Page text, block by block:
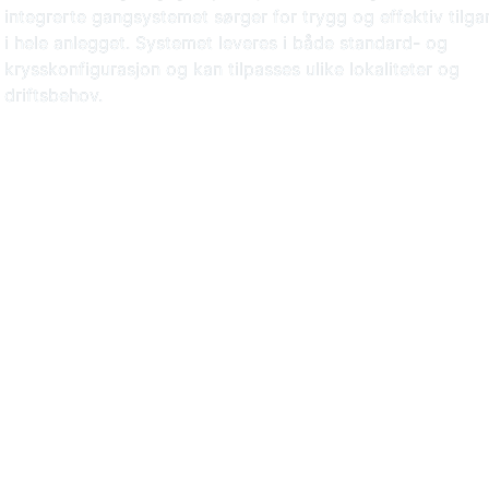
integrerte gangsystemet sørger for trygg og effektiv
i hele anlegget. Systemet leveres i både standard- og
krysskonfigurasjon og kan tilpasses ulike lokaliteter og
driftsbehov.